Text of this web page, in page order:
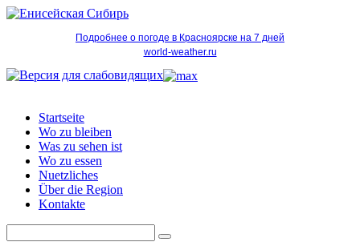
Подробнее о погоде в Красноярске на 7 дней
world-weather.ru
Startseite
Wo zu bleiben
Was zu sehen ist
Wo zu essen
Nuetzliches
Über die Region
Kontakte